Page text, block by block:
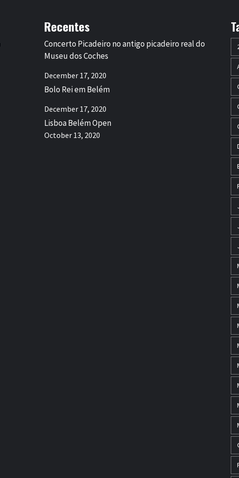
Recentes
Concerto Picadeiro no antigo picadeiro real do
Museu dos Coches
December 17, 2020
Bolo Rei em Belém
December 17, 2020
Lisboa Belém Open
October 13, 2020